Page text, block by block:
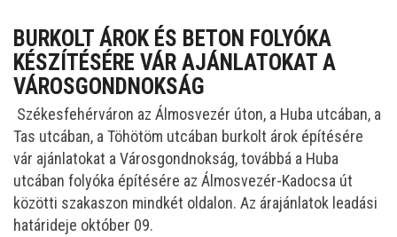
BURKOLT ÁROK ÉS BETON FOLYÓKA
KÉSZÍTÉSÉRE VÁR AJÁNLATOKAT A
VÁROSGONDNOKSÁG
Székesfehérváron az Álmosvezér úton, a Huba utcában, a
Tas utcában, a Töhötöm utcában burkolt árok építésére
vár ajánlatokat a Városgondnokság, továbbá a Huba
utcában folyóka építésére az Álmosvezér-Kadocsa út
közötti szakaszon mindkét oldalon. Az árajánlatok leadási
határideje október 09.